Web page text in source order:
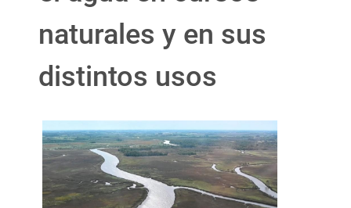
naturales y en sus
distintos usos